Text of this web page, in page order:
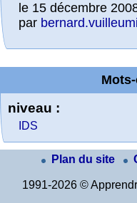
le 15 décembre
par
niveau :
IDS
Plan du site
1991-2026 ©